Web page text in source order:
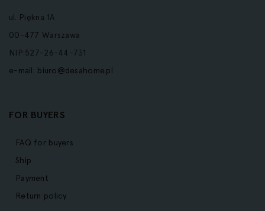
ul. Piękna 1A
00-477 Warszawa
NIP:527-26-44-731
e-mail: biuro@desahome.pl
FOR BUYERS
FAQ for buyers
Ship
Payment
Return policy